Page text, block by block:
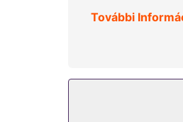
televíziókon
kívül az egyéb
következők:
További